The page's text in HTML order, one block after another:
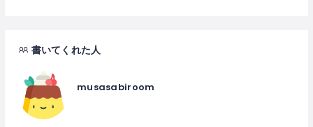
書いてくれた人
musasabiroom